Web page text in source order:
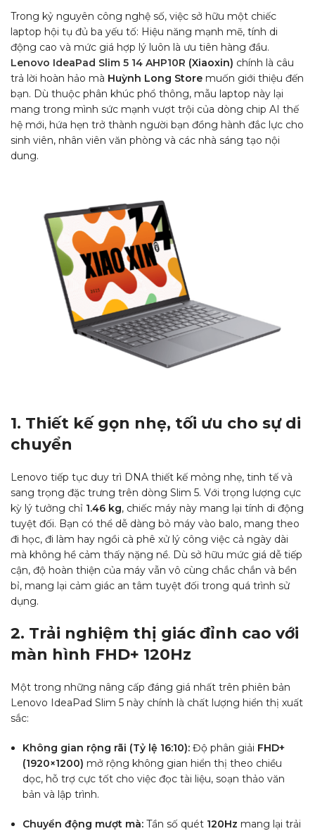
Trong kỷ nguyên công nghệ số, việc sở hữu một chiếc
laptop hội tụ đủ ba yếu tố: Hiệu năng mạnh mẽ, tính di
động cao và mức giá hợp lý luôn là ưu tiên hàng đầu.
Lenovo IdeaPad Slim 5 14 AHP10R (Xiaoxin) chính là câu
trả lời hoàn hảo mà Huỳnh Long Store muốn giới thiệu đến
bạn. Dù thuộc phân khúc phổ thông, mẫu laptop này lại
mang trong mình sức mạnh vượt trội của dòng chip AI thế
hệ mới, hứa hẹn trở thành người bạn đồng hành đắc lực cho
sinh viên, nhân viên văn phòng và các nhà sáng tạo nội
dung.
1. Thiết kế gọn nhẹ, tối ưu cho sự di
chuyển
Lenovo tiếp tục duy trì DNA thiết kế mỏng nhẹ, tinh tế và
sang trọng đặc trưng trên dòng Slim 5. Với trọng lượng cực
kỳ lý tưởng chỉ 1.46 kg, chiếc máy này mang lại tính di động
tuyệt đối. Bạn có thể dễ dàng bỏ máy vào balo, mang theo
đi học, đi làm hay ngồi cà phê xử lý công việc cả ngày dài
mà không hề cảm thấy nặng nề. Dù sở hữu mức giá dễ tiếp
cận, độ hoàn thiện của máy vẫn vô cùng chắc chắn và bền
bỉ, mang lại cảm giác an tâm tuyệt đối trong quá trình sử
dụng.
2. Trải nghiệm thị giác đỉnh cao với
màn hình FHD+ 120Hz
Một trong những nâng cấp đáng giá nhất trên phiên bản
Lenovo IdeaPad Slim 5 này chính là chất lượng hiển thị xuất
sắc:
Không gian rộng rãi (Tỷ lệ 16:10): Độ phân giải FHD+
(1920×1200) mở rộng không gian hiển thị theo chiều
dọc, hỗ trợ cực tốt cho việc đọc tài liệu, soạn thảo văn
bản và lập trình.
Chuyển động mượt mà: Tần số quét 120Hz mang lại trải